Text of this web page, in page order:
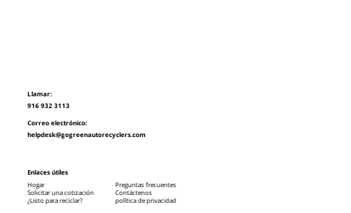
Llamar:
916 932 3113
Correo electrónico:
helpdesk@gogreenautorecyclers.com
Enlaces útiles
Hogar
Solicitar una cotización
¿Listo para reciclar?
Preguntas frecuentes
Contáctenos
política de privacidad